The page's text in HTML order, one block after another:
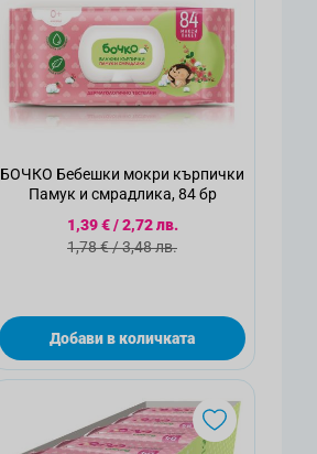
БОЧКО Бебешки мокри кърпички
Памук и смрадлика, 84 бр
Специална цена
1,39 €/2,72 лв.
Стандартна цена
1,78 €/3,48 лв.
Добави в количката